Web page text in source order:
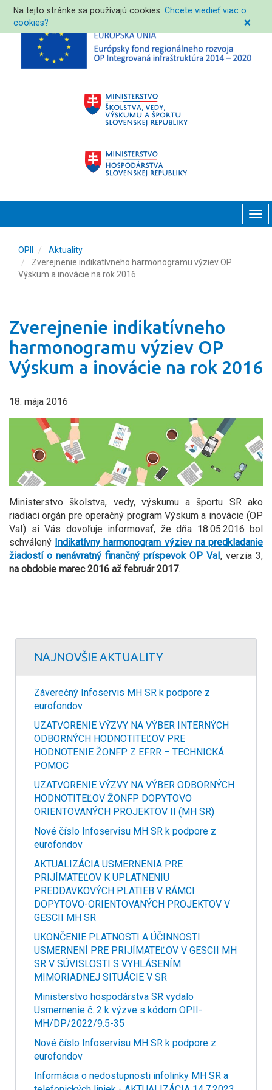
Na tejto stránke sa používajú cookies.Chcete viedieť viac o
cookies?
❌
OPII
Aktuality
Zverejnenie indikatívneho harmonogramu výziev OP
Výskum a inovácie na rok 2016
Zverejnenie indikatívneho
harmonogramu výziev OP
Výskum a inovácie na rok 2016
18. mája 2016
Ministerstvo školstva, vedy, výskumu a športu SR ako
riadiaci orgán pre operačný program Výskum a inovácie (OP
VaI) si Vás dovoľuje informovať, že dňa 18.05.2016 bol
schválený Indikatívny harmonogram výziev na predkladanie
žiadostí o nenávratný finančný príspevok OP VaI , verzia 3,
na obdobie marec 2016 až február 2017.
NAJNOVŠIE AKTUALITY
Záverečný Infoservis MH SR k podpore z
eurofondov
UZATVORENIE VÝZVY NA VÝBER INTERNÝCH
ODBORNÝCH HODNOTITEĽOV PRE
HODNOTENIE ŽONFP Z EFRR – TECHNICKÁ
POMOC
UZATVORENIE VÝZVY NA VÝBER ODBORNÝCH
HODNOTITEĽOV ŽONFP DOPYTOVO
ORIENTOVANÝCH PROJEKTOV II (MH SR)
Nové číslo Infoservisu MH SR k podpore z
eurofondov
AKTUALIZÁCIA USMERNENIA PRE
PRIJÍMATEĽOV K UPLATNENIU
PREDDAVKOVÝCH PLATIEB V RÁMCI
DOPYTOVO-ORIENTOVANÝCH PROJEKTOV V
GESCII MH SR
UKONČENIE PLATNOSTI A ÚČINNOSTI
USMERNENÍ PRE PRIJÍMATEĽOV V GESCII MH
SR V SÚVISLOSTI S VYHLÁSENÍM
MIMORIADNEJ SITUÁCIE V SR
Ministerstvo hospodárstva SR vydalo
Usmernenie č. 2 k výzve s kódom OPII-
MH/DP/2022/9.5-35
Nové číslo Infoservisu MH SR k podpore z
eurofondov
Informácia o nedostupnosti infolinky MH SR a